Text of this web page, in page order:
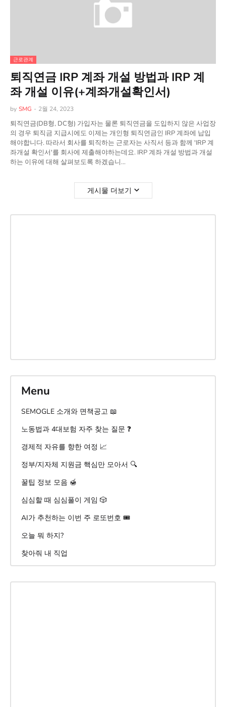
근로관계
퇴직연금 IRP 계좌 개설 방법과 IRP 계
좌 개설 이유(+계좌개설확인서)
by SMG - 2월 24, 2023
퇴직연금(DB형, DC형) 가입자는 물론 퇴직연금을 도입하지 않은 사업장
의 경우 퇴직금 지급시에도 이제는 개인형 퇴직연금인 IRP 계좌에 납입
해야합니다. 따라서 회사를 퇴직하는 근로자는 사직서 등과 함께 'IRP 계
좌개설 확인서'를 회사에 제출해야하는데요. IRP 계좌 개설 방법과 개설
하는 이유에 대해 살펴보도록 하겠습니…
게시물 더보기
Menu
SEMOGLE 소개와 면책공고 📖
노동법과 4대보험 자주 찾는 질문 ❓
경제적 자유를 향한 여정 📈
정부/지자체 지원금 핵심만 모아서 🔍
꿀팁 정보 모음 🍯
심심할 때 심심풀이 게임 🎲
AI가 추천하는 이번 주 로또번호 🎟️
오늘 뭐 하지?
찾아줘 내 직업